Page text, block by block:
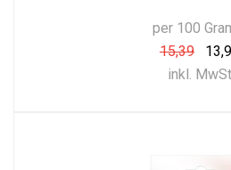
per 100
15,39
inkl. MwSt